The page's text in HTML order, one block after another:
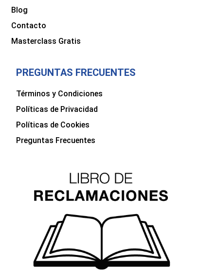
Blog
Contacto
Masterclass Gratis
PREGUNTAS FRECUENTES
Términos y Condiciones
Políticas de Privacidad
Políticas de Cookies
Preguntas Frecuentes